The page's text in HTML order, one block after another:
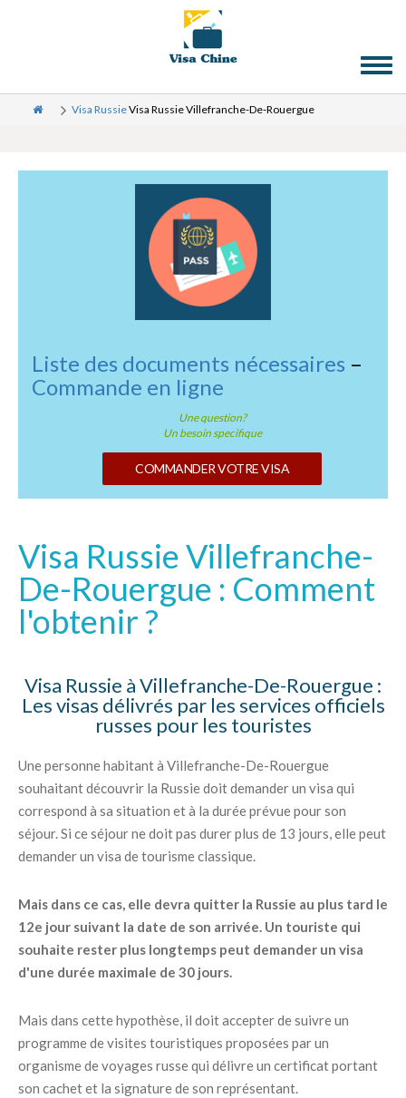
Visa RussieVisa Russie Villefranche-De-Rouergue
Liste des documents nécessaires –
Commande en ligne
Une question?
Un besoin specifique
COMMANDER VOTRE VISA
Visa Russie Villefranche-
De-Rouergue : Comment
l'obtenir ?
Visa Russie à Villefranche-De-Rouergue :
Les visas délivrés par les services officiels
russes pour les touristes
Une personne habitant à Villefranche-De-Rouergue
souhaitant découvrir la Russie doit demander un visa qui
correspond à sa situation et à la durée prévue pour son
séjour. Si ce séjour ne doit pas durer plus de 13 jours, elle peut
demander un visa de tourisme classique.
Mais dans ce cas, elle devra quitter la Russie au plus tard le
12e jour suivant la date de son arrivée. Un touriste qui
souhaite rester plus longtemps peut demander un visa
d'une durée maximale de 30 jours.
Mais dans cette hypothèse, il doit accepter de suivre un
programme de visites touristiques proposées par un
organisme de voyages russe qui délivre un certificat portant
son cachet et la signature de son représentant.